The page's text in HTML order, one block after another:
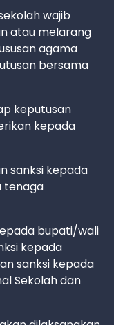
wajib
atau melarang
agama
bersama
keputusan
kepada
sanksi kepada
tenaga
bupati/wali
kepada
sanksi kepada
Sekolah dan